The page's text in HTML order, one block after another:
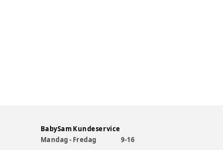
BabySam Kundeservice
Mandag - Fredag
9-16